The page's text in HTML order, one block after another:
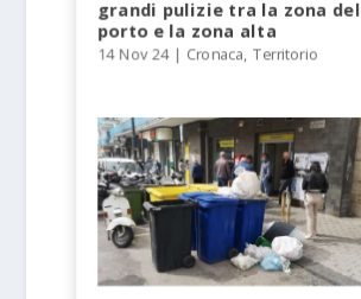
grandi pulizie tra la zona del
porto e la zona alta
14 Nov 24| Cronaca,Territorio